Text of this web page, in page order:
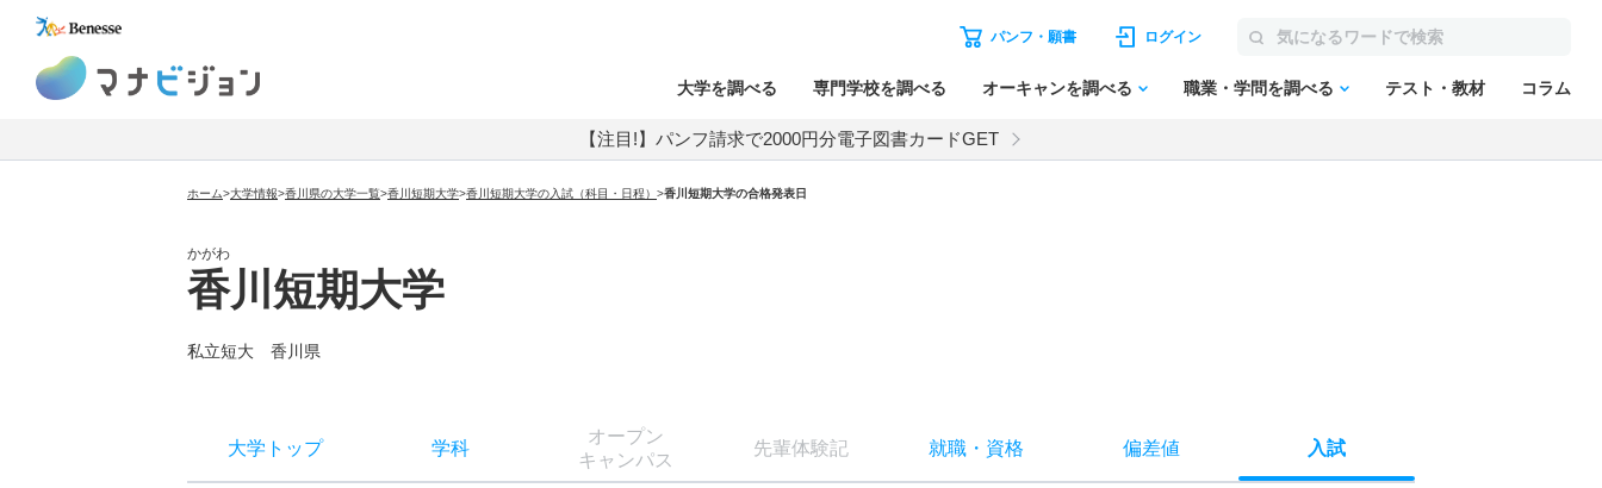
パンフ・願書 ログイン
大学を調べる 専門学校を調べる オーキャンを調べる 職業・学問を調べる テスト・教材 コラム
【注目!】パンフ請求で2000円分電子図書カードGET
ホーム>大学情報>香川県の大学一覧>香川短期大学>香川短期大学の入試（科目・日程） >香川短期大学の合格発表日
かがわ
香川短期大学
私立短大 香川県
大学トップ 学科
オープン
キャンパス
先輩体験記 就職・ 資格 偏差値 入試